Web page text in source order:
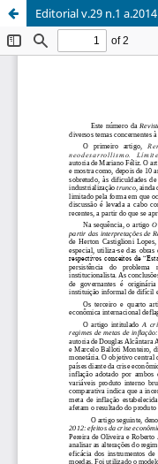
Editorial v.29 n.1 a.2014